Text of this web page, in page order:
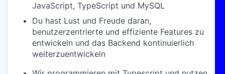
JavaScript, TypeScript und MySQL
Du hast Lust und Freude daran,
benutzerzentrierte und effiziente Features zu
entwickeln und das Backend kontinuierlich
weiterzuentwickeln